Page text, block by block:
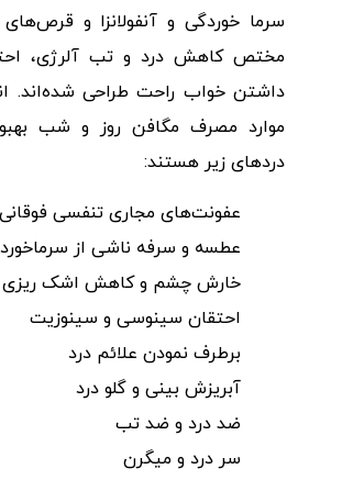
سرما خوردگی و آنفولانزا و
مختص کاهش درد و تب آلرژی،
داشتن خواب راحت طراحی شده‌اند.
موارد مصرف مگافن روز و شب
دردهای زیر هستند:
عفونت‌های مجاری تنفسی
عطسه و سرفه ناشی از
خارش چشم و کاهش اشک ریزی
احتقان سینوسی و سینوزیت
برطرف نمودن علائم درد
آبریزش بینی و گلو درد
ضد درد و ضد تب
سر درد و میگرن